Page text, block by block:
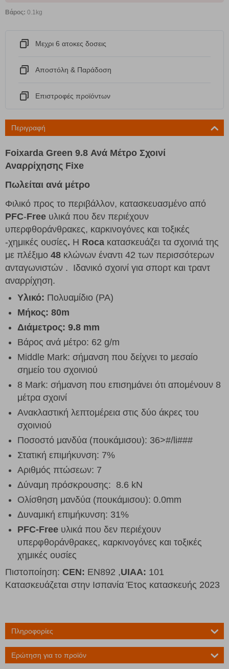
Βάρος: 0.1kg
Μεχρι 6 ατοκες δοσεις
Αποστόλη & Παράδοση
Eπιστροφές προϊόντων
Περιγραφή
Foixarda Green 9.8 Ανά Μέτρο Σχοινί
Αναρρίχησης Fixe
Πωλείται ανά μέτρο
Φιλικό προς το περιβάλλον, κατασκευασμένο από
PFC-Free υλικά που δεν περιέχουν
υπερφθοράνθρακες, καρκινογόνες και τοξικές
-χημικές ουσίες. Η Roca κατασκευάζει τα σχοινιά της
με πλέξιμο 48 κλώνων έναντι 42 των περισσότερων
ανταγωνιστών . Ιδανικό σχοινί για σπορτ και τραντ
αναρρίχηση.
Υλικό: Πολυαμίδιο (PA)
Μήκος: 80m
Διάμετρος: 9.8 mm
Βάρος ανά μέτρο: 62 g/m
Middle Mark: σήμανση που δείχνει το μεσαίο
σημείο του σχοινιού
8 Mark: σήμανση που επισημάνει ότι απομένουν 8
μέτρα σχοινί
Ανακλαστική λεπτομέρεια στις δύο άκρες του
σχοινιού
Ποσοστό μανδύα (πουκάμισου): 36>#/li###
Στατική επιμήκυνση: 7%
Αριθμός πτώσεων: 7
Δύναμη πρόσκρουσης: 8.6 kN
Ολίσθηση μανδύα (πουκάμισου): 0.0mm
Δυναμική επιμήκυνση: 31%
PFC-Free υλικά που δεν περιέχουν
υπερφθοράνθρακες, καρκινογόνες και τοξικές
χημικές ουσίες
Πιστοποίηση: CEN: EN892 ,UIAA: 101
Κατασκευάζεται στην Ισπανία Έτος κατασκευής 2023
Πληροφορίες
Ερώτηση για το προϊόν